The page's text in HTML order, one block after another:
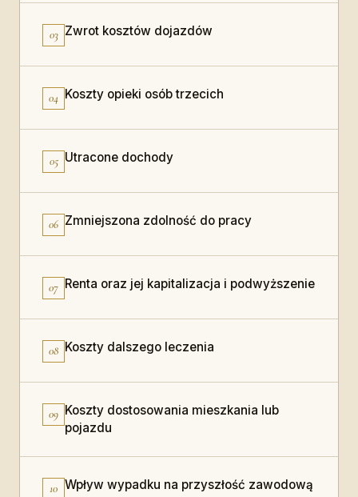
03 Zwrot kosztów dojazdów
04 Koszty opieki osób trzecich
05 Utracone dochody
06 Zmniejszona zdolność do pracy
07 Renta oraz jej kapitalizacja i podwyższenie
08 Koszty dalszego leczenia
09 Koszty dostosowania mieszkania lub
pojazdu
10 Wpływ wypadku na przyszłość zawodową